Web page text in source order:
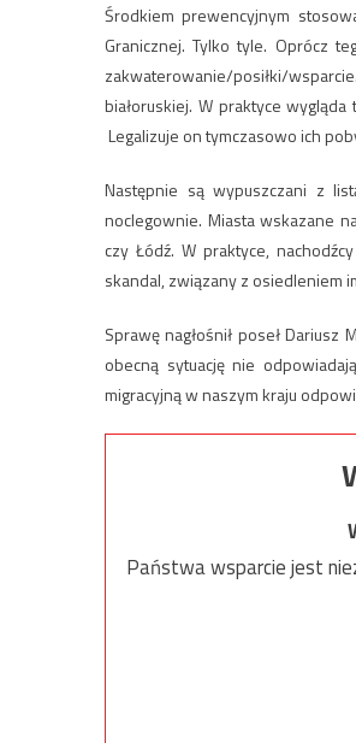
Środkiem prewencyjnym
Granicznej. Tylko tyle. Oprócz
zakwaterowanie/posiłki/
białoruskiej. W praktyce wygląda
Legalizuje on tymczasowo ich
Następnie są wypuszczani z
noclegownie. Miasta wskazane
czy Łódź. W praktyce,
skandal, związany z osiedleniem
Sprawę nagłośnił poseł Dariusz
obecną sytuację nie
migracyjną w naszym kraju
Państwa wsparcie jest